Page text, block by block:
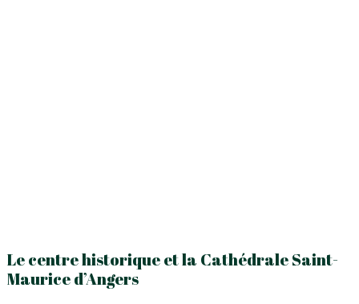
Le centre historique et la Cathédrale Saint-
Maurice d’Angers